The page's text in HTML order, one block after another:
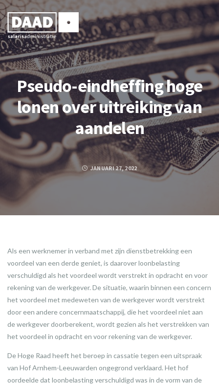
Pseudo-eindheffing hoge
lonen over uitreiking van
aandelen
JANUARI 27, 2022
Als een werknemer in verband met zijn dienstbetrekking een
voordeel van een derde geniet, is daarover loonbelasting
verschuldigd als het voordeel wordt verstrekt in opdracht en voor
rekening van de werkgever. De situatie, waarin binnen een concern
het voordeel met medeweten van de werkgever wordt verstrekt
door een andere concernmaatschappij, die het voordeel niet aan
de werkgever doorberekent, wordt gezien als het verstrekken van
het voordeel in opdracht en voor rekening van de werkgever.
De Hoge Raad heeft het beroep in cassatie tegen een uitspraak
van Hof Arnhem-Leeuwarden ongegrond verklaard. Het hof
oordeelde dat loonbelasting verschuldigd was in de vorm van de